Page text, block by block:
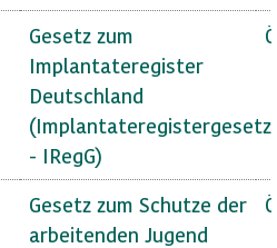
Gesetz zum
Implantateregister
Deutschland
(Implantateregistergesetz
- IRegG)
Gesetz zum Schutze der
arbeitenden Jugend